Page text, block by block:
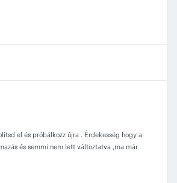
el és próbálkozz újra . Érdekesség hogy a
és semmi nem lett változtatva ,ma már